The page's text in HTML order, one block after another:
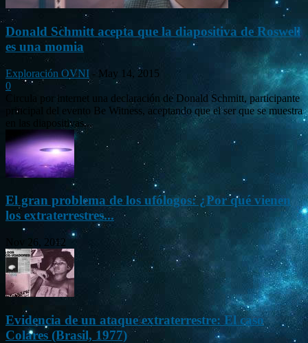
Donald Schmitt acepta que la diapositiva de Roswell
es una momia
Exploración OVNI - May 14, 2015
0
Circula por internet una declaración de Donald Schmitt, participante
principal del evento Be Witness, aceptando que el ser que se muestra
en las diapositivas...
El gran problema de los ufólogos: ¿Por qué vienen
los extraterrestres...
Nov 26, 2012
Evidencia de un ataque extraterrestre: El caso
Colares (Brasil, 1977)